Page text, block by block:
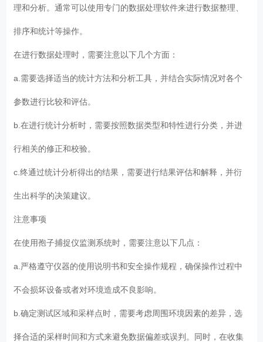
理和分析。通常可以使用专门的数据处理软件来进行数据整理、
排序和统计等操作。
在进行数据处理时，需要注意以下几个方面：
a.需要选择适当的统计方法和分析工具，并结合实际情况对各个
参数进行比较和评估。
b.在进行统计分析时，需要按照数据类型和特性进行分类，并进
行相关的修正和校验。
c.终通过统计分析得出的结果，需要进行结果评估和解释，并衍
生出科学的决策建议。
注意事项
在使用孢子捕捉仪监测系统时，需要注意以下几点：
a.严格遵守仪器的使用说明书和安全操作规程，确保操作过程中
不会损坏设备或者对环境造成不良影响。
b.确定测试区域和采样点时，需要考虑周围环境因素的差异，选
择合适的采样时间和方式来避免数据偏差或误判。同时，在收集